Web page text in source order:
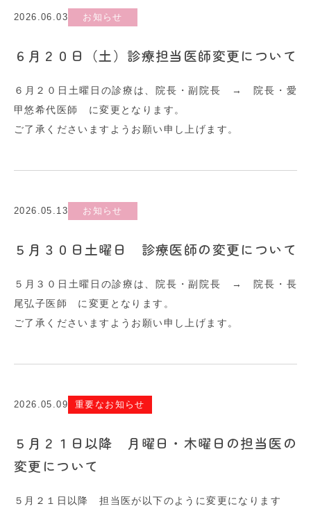
2026.06.03 お知らせ
６月２０日（土）診療担当医師変更について
６月２０日土曜日の診療は、院長・副院長 → 院長・愛
甲悠希代医師 に変更となります。
ご了承くださいますようお願い申し上げます。
2026.05.13 お知らせ
５月３０日土曜日 診療医師の変更について
５月３０日土曜日の診療は、院長・副院長 → 院長・長
尾弘子医師 に変更となります。
ご了承くださいますようお願い申し上げます。
2026.05.09 重要なお知らせ
５月２１日以降 月曜日・木曜日の担当医の
変更について
５月２１日以降 担当医が以下のように変更になります